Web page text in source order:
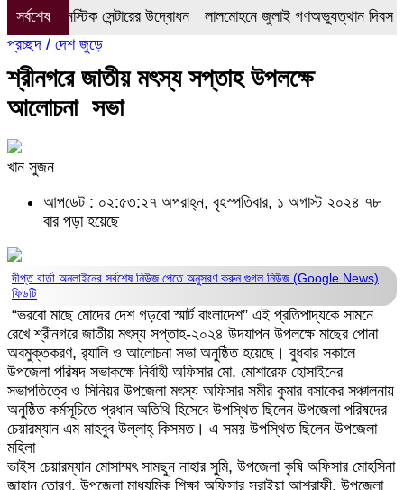
সর্বশেষ
ডায়াগনস্টিক সেন্টারের উদ্বোধন
লালমোহনে জুলাই গণঅভ্যুত্থান দিবস
প্রচ্ছদ / দেশ জুড়ে
শ্রীনগরে জাতীয় মৎস্য সপ্তাহ উপলক্ষে
আলোচনা সভা
খান সুজন
আপডেট : ০২:৫৩:২৭ অপরাহ্ন, বৃহস্পতিবার, ১ অগাস্ট ২০২৪ ৭৮
বার পড়া হয়েছে
দীপ্ত বার্তা অনলাইনের সর্বশেষ নিউজ পেতে অনুসরণ করুনগুগল নিউজ (Google News)
ফিডটি
“ভরবো মাছে মোদের দেশ গড়বো স্মার্ট বাংলাদেশ” এই প্রতিপাদ্যকে সামনে
রেখে শ্রীনগরে জাতীয় মৎস্য সপ্তাহ-২০২৪ উদযাপন উপলক্ষে মাছের পোনা
অবমুক্তকরণ, র‌্যালি ও আলোচনা সভা অনুষ্ঠিত হয়েছে। বুধবার সকালে
উপজেলা পরিষদ সভাকক্ষে নির্বাহী অফিসার মো. মোশারেফ হোসাইনের
সভাপতিত্বে ও সিনিয়র উপজেলা মৎস্য অফিসার সমীর কুমার বসাকের সঞ্চালনায়
অনুষ্ঠিত কর্মসূচিতে প্রধান অতিথি হিসেবে উপস্থিত ছিলেন উপজেলা পরিষদের
চেয়ারম্যান এম মাহবুব উল্লাহ্ কিসমত। এ সময় উপস্থিত ছিলেন উপজেলা
মহিলা
ভাইস চেয়ারম্যান মোসাম্মৎ সামছুন নাহার সুমি, উপজেলা কৃষি অফিসার মোহসিনা
জাহান তোরণ, উপজেলা মাধ্যমিক শিক্ষা অফিসার সুরাইয়া আশরাফী, উপজেলা